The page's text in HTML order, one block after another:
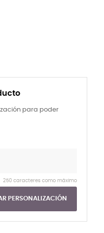
para poder
250 caracteres como máximo
PERSONALIZACIÓN